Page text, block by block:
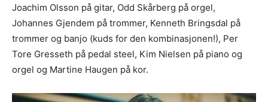
Joachim Olsson på gitar, Odd Skårberg på orgel,
Johannes Gjendem på trommer, Kenneth Bringsdal på
trommer og banjo (kuds for den kombinasjonen!), Per
Tore Gresseth på pedal steel, Kim Nielsen på piano og
orgel og Martine Haugen på kor.